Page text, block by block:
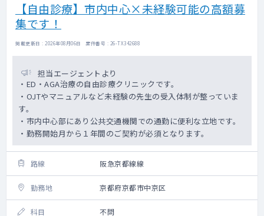
【自由診療】市内中心×未経験可能の高額募
集です！
掲載更新日 : 2026年08月06日 案件番号 : 26-TX342688
担当エージェントより
・ED・AGA治療の自由診療クリニックです。
・OJTやマニュアルなど未経験の先生の受入体制が整っていま
す。
・市内中心部にあり公共交通機関での通勤に便利な立地です。
・勤務開始月から１年間のご契約が必須となります。
路線 阪急京都線線
勤務地 京都府京都市中京区
科目 不問